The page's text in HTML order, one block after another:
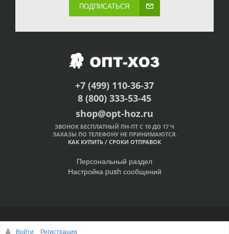
ПОДПИСАТЬСЯ
+7 (499) 110-36-37
8 (800) 333-53-45
shop@opt-hoz.ru
ЗВОНОК БЕСПЛАТНЫЙ ПН-ПТ С 10 ДО 17 Ч
ЗАКАЗЫ ПО ТЕЛЕФОНУ НЕ ПРИНИМАЮТСЯ.
КАК КУПИТЬ / СРОКИ ОТПРАВОК
Персональный раздел
Настройка push сообщений
© Интернет-магазин ОПТ-ХОЗ, 2011-2026
Войти Регистрация